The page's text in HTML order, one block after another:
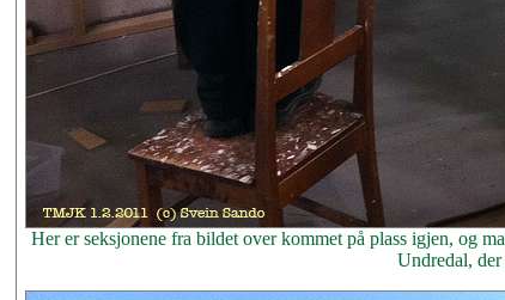
Her er seksjonene fra bildet over kommet på plass igjen, og
Undredal,